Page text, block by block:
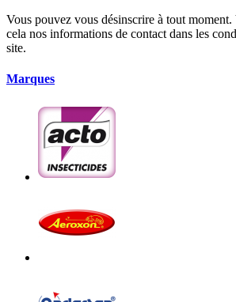
Vous pouvez vous désinscrire à tout
cela nos informations de contact dans les
site.
Marques